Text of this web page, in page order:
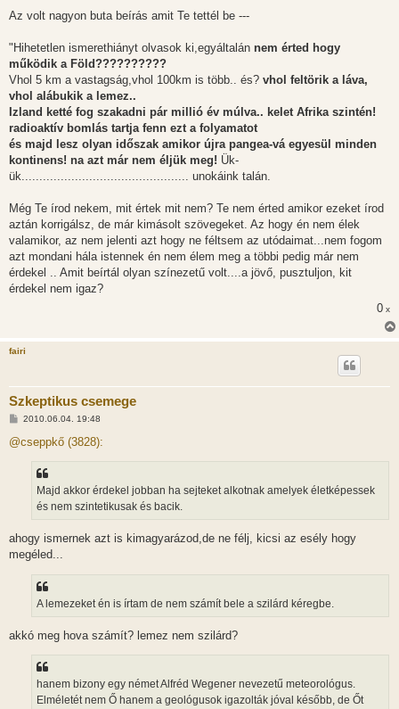
Az volt nagyon buta beírás amit Te tettél be ---
"Hihetetlen ismerethiányt olvasok ki,egyáltalán nem érted hogy
működik a Föld??????????
Vhol 5 km a vastagság,vhol 100km is több.. és? vhol feltörik a láva,
vhol alábukik a lemez..
Izland ketté fog szakadni pár millió év múlva.. kelet Afrika szintén!
radioaktív bomlás tartja fenn ezt a folyamatot
és majd lesz olyan időszak amikor újra pangea-vá egyesül minden
kontinens! na azt már nem éljük meg! Ük-
ük............................................... unokáink talán.
Még Te írod nekem, mit értek mit nem? Te nem érted amikor ezeket írod
aztán korrigálsz, de már kimásolt szövegeket. Az hogy én nem élek
valamikor, az nem jelenti azt hogy ne féltsem az utódaimat...nem fogom
azt mondani hála istennek én nem élem meg a többi pedig már nem
érdekel .. Amit beírtál olyan színezetű volt....a jövő, pusztuljon, kit
érdekel nem igaz?
0 x
fairi
Szkeptikus csemege
H
z
2010.06.04. 19:48
@cseppkő (3828):
Majd akkor érdekel jobban ha sejteket alkotnak amelyek életképessek
és nem szintetikusak és bacik.
ahogy ismernek azt is kimagyarázod,de ne félj, kicsi az esély hogy
megéled...
A lemezeket én is írtam de nem számít bele a szilárd kéregbe.
akkó meg hova számít? lemez nem szilárd?
hanem bizony egy német Alfréd Wegener nevezetű meteorológus.
Elméletét nem Ő hanem a geológusok igazolták jóval később, de Őt